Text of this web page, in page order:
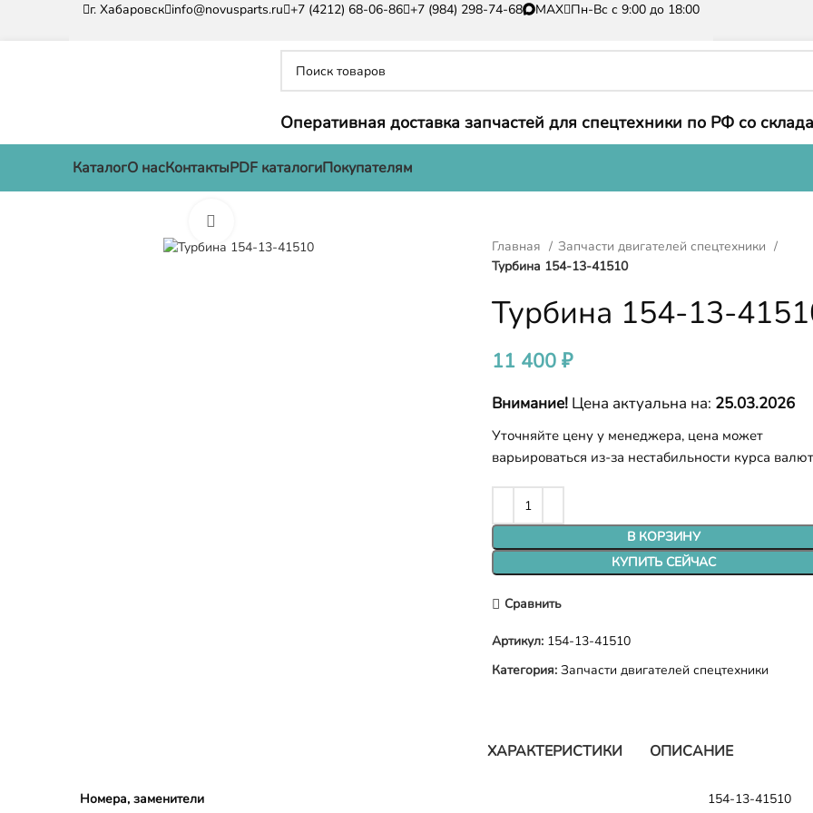
г. Хабаровск info@novusparts.ru +7 (4212) 68-06-86 +7 (984) 298-74-68 MAX Пн-Вс с 9:00 до 18:00
Оперативная доставка запчастей для спецтехники по РФ со
КаталогО насКонтактыPDF каталогиПокупателям
Главная
Запчасти двигателей спецтехники
Турбина 154-13-41510
Турбина 154-13-
11 400₽
Внимание! Цена актуальна на: 25.03.2026
Уточняйте цену у менеджера, цена может
варьироваться из-за нестабильности курса
В КОРЗИНУ
КУПИТЬ СЕЙЧАС
Сравнить
Артикул: 154-13-41510
Категория: Запчасти двигателей спецтехники
ХАРАКТЕРИСТИКИ ОПИСАНИЕ
Номера, заменители 154-13-41510